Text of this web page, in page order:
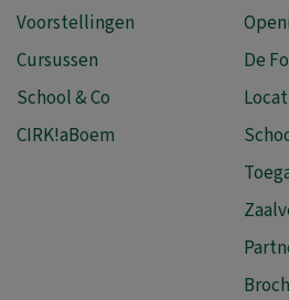
Voorstellingen
Cursussen
School & Co
CIRK!aBoem
De